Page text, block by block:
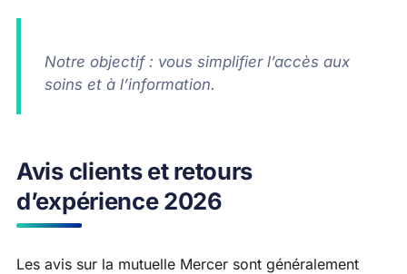
Notre objectif : vous simplifier l’accès aux
soins et à l’information.
Avis clients et retours
d’expérience 2026
Les avis sur la mutuelle Mercer sont généralement